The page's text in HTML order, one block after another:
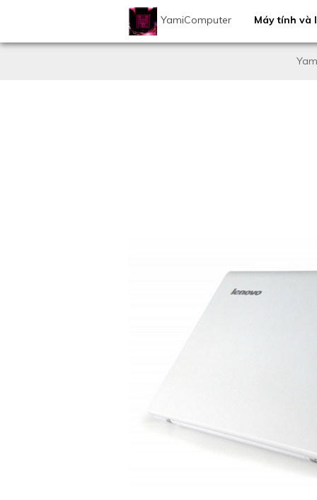
YamiComputer Máy tính và